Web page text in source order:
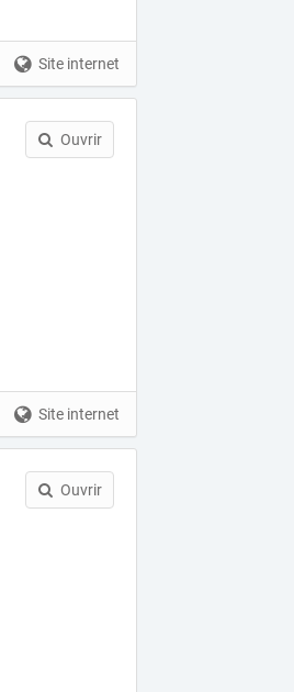
Site internet
Ouvrir
Site internet
Ouvrir